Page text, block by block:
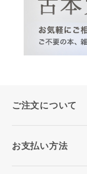
ご注文について
お支払い方法